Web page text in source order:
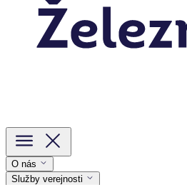
O nás
Služby verejnosti